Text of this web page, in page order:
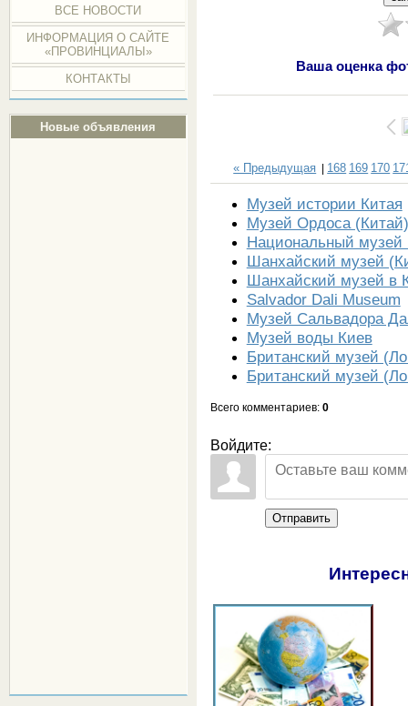
ВСЕ НОВОСТИ
ИНФОРМАЦИЯ О САЙТЕ
«ПРОВИНЦИАЛЫ»
КОНТАКТЫ
Новые объявления
Ваша оценка
« Предыдущая | 168 169 170
Музей истории Китая
Музей Ордоса (Китай)
Национальный
Шанхайский музей
Шанхайский музей в
Salvador Dali Museum
Музей Сальвадора
Музей воды Киев
Британский музей
Британский музей
Всего комментариев: 0
Войдите:
Отправить